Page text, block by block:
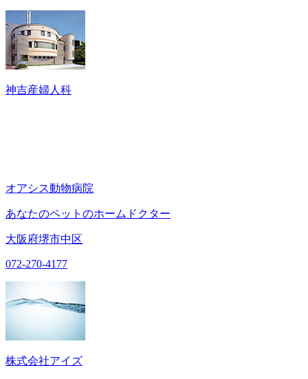
神吉産婦人科
オアシス動物病院
あなたのペットのホームドクター
大阪府堺市中区
072-270-4177
株式会社アイズ